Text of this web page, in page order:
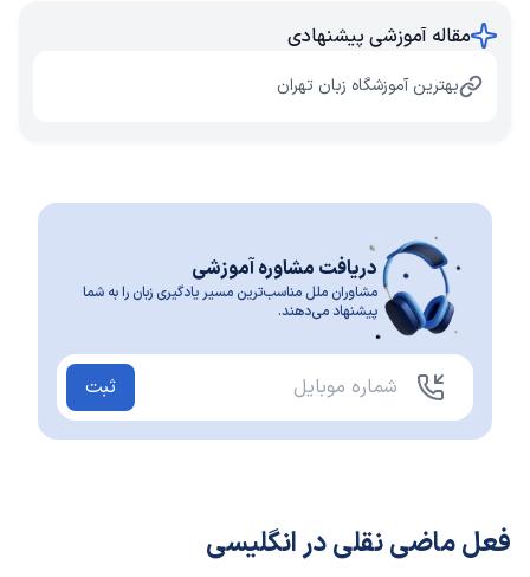
مقاله آموزشی پیشنهادی
بهترین آموزشگاه زبان تهران
دریافت مشاوره آموزشی
مشاوران ملل مناسب‌ترین مسیر یادگیری زبان را به شما
پیشنهاد می‌دهند.
ثبت
فعل ماضی نقلی در انگلیسی